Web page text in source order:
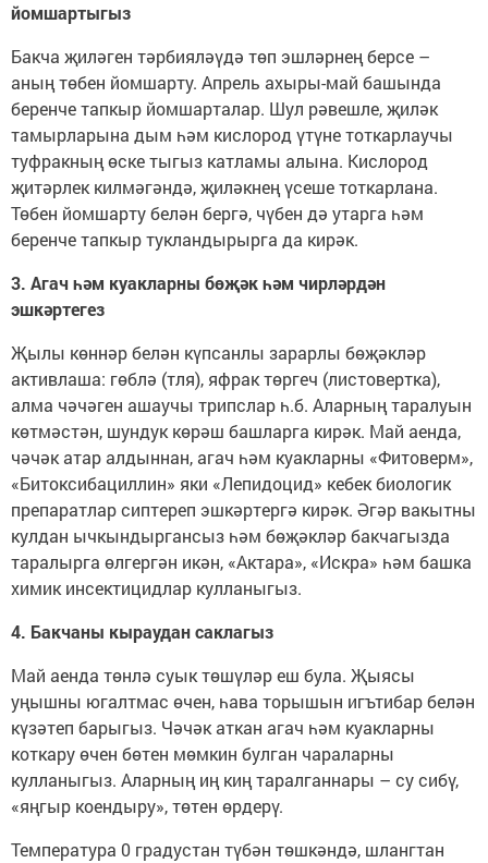
йомшартыгыз
Бакча җиләген тәрбияләүдә төп эшләрнең берсе –
аның төбен йомшарту. Апрель ахыры-май башында
беренче тапкыр йомшарталар. Шул рәвешле, җиләк
тамырларына дым һәм кислород үтүне тоткарлаучы
туфракның өске тыгыз катламы алына. Кислород
җитәрлек килмәгәндә, җиләкнең үсеше тоткарлана.
Төбен йомшарту белән бергә, чүбен дә утарга һәм
беренче тапкыр тукландырырга да кирәк.
3. Агач һәм куакларны бөҗәк һәм чирләрдән
эшкәртегез
Җылы көннәр белән күпсанлы зарарлы бөҗәкләр
активлаша: гөблә (тля), яфрак төргеч (листовертка),
алма чәчәген ашаучы трипслар һ.б. Аларның таралуын
көтмәстән, шундук көрәш башларга кирәк. Май аенда,
чәчәк атар алдыннан, агач һәм куакларны «Фитоверм»,
«Битоксибациллин» яки «Лепидоцид» кебек биологик
препаратлар сиптереп эшкәртергә кирәк. Әгәр вакытны
кулдан ычкындыргансыз һәм бөҗәкләр бакчагызда
таралырга өлгергән икән, «Актара», «Искра» һәм башка
химик инсектицидлар кулланыгыз.
4. Бакчаны кыраудан саклагыз
Май аенда төнлә суык төшүләр еш була. Җыясы
уңышны югалтмас өчен, һава торышын игътибар белән
күзәтеп барыгыз. Чәчәк аткан агач һәм куакларны
коткару өчен бөтен мөмкин булган чараларны
кулланыгыз. Аларның иң киң таралганнары – су сибү,
«яңгыр коендыру», төтен өрдерү.
Температура 0 градустан түбән төшкәндә, шлангтан